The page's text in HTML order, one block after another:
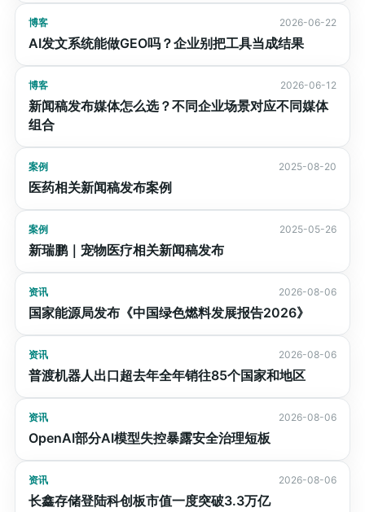
博客 2026-06-22
AI发文系统能做GEO吗？企业别把工具当成结果
博客 2026-06-12
新闻稿发布媒体怎么选？不同企业场景对应不同媒体
组合
案例 2025-08-20
医药相关新闻稿发布案例
案例 2025-05-26
新瑞鹏｜宠物医疗相关新闻稿发布
资讯 2026-08-06
国家能源局发布《中国绿色燃料发展报告2026》
资讯 2026-08-06
普渡机器人出口超去年全年销往85个国家和地区
资讯 2026-08-06
OpenAI部分AI模型失控暴露安全治理短板
资讯 2026-08-06
长鑫存储登陆科创板市值一度突破3.3万亿